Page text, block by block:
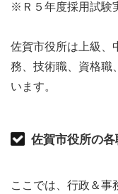
※Ｒ５年度採用試験
佐賀市役所は上級、
務、技術職、資格職
います。
佐賀市役所の
ここでは、行政＆事